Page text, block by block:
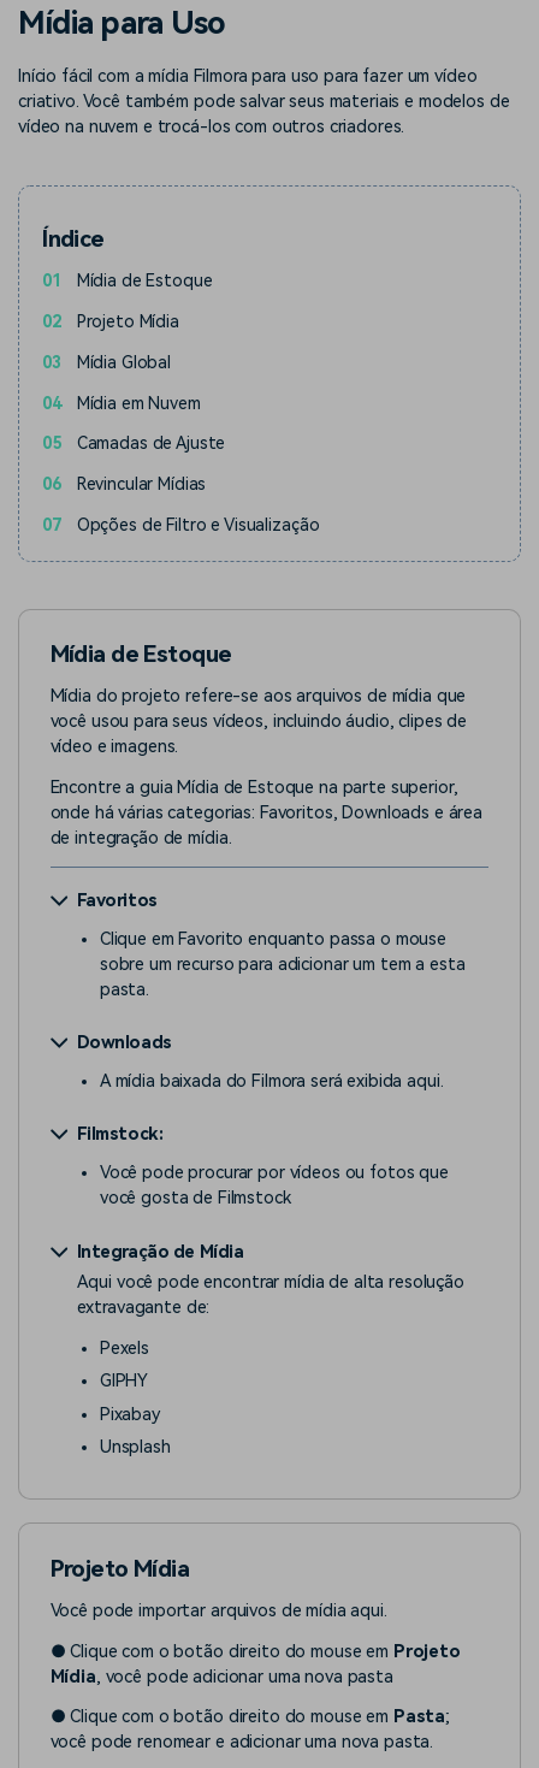
Aprenda os termos técnicos
de edição de vídeo
Encontre aqui o que outros
usuários criam com o Filmora
ilimitada com o Hub de
Comunidade
Blog
Programa de afiliados
Acesse parcerias de nível
empresarial
Saiba mais
Buscar
Mídia para Uso
Início fácil com a mídia Filmora para uso para fazer um vídeo
criativo. Você também pode salvar seus materiais e modelos de
vídeo na nuvem e trocá-los com outros criadores.
Índice
01 Mídia de Estoque
02 Projeto Mídia
03 Mídia Global
04 Mídia em Nuvem
05 Camadas de Ajuste
06 Revincular Mídias
07 Opções de Filtro e Visualização
Mídia de Estoque
Mídia do projeto refere-se aos arquivos de mídia que
você usou para seus vídeos, incluindo áudio, clipes de
vídeo e imagens.
Encontre a guia Mídia de Estoque na parte superior,
onde há várias categorias: Favoritos, Downloads e área
de integração de mídia.
Favoritos
Clique em Favorito enquanto passa o mouse
sobre um recurso para adicionar um tem a esta
pasta.
Downloads
A mídia baixada do Filmora será exibida aqui.
Filmstock:
Você pode procurar por vídeos ou fotos que
você gosta de Filmstock
Integração de Mídia
Aqui você pode encontrar mídia de alta resolução
extravagante de:
Pexels
GIPHY
Pixabay
Unsplash
Projeto Mídia
Você pode importar arquivos de mídia aqui.
● Clique com o botão direito do mouse em Projeto
Mídia, você pode adicionar uma nova pasta
● Clique com o botão direito do mouse em Pasta;
você pode renomear e adicionar uma nova pasta.